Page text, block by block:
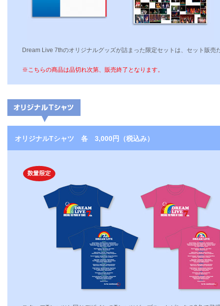
Dream Live 7thのオリジナルグッズが詰まった限定セットは、セット販売
※こちらの商品は品切れ次第、販売終了となります。
オリジナルTシャツ 各 3,000円（税込み）